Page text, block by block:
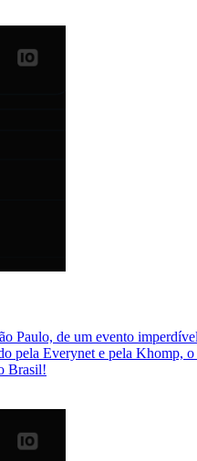
de um evento
pela Everynet e pela
Brasil!